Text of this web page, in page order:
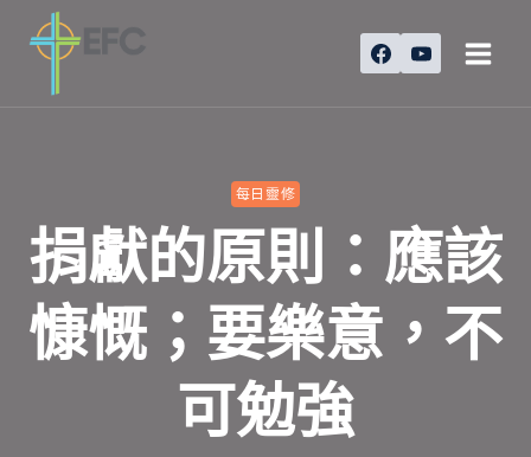
每日靈修
捐獻的原則：應該
慷慨；要樂意，不
可勉強